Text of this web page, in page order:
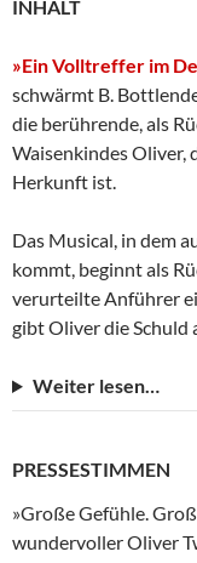
INHALT
»Ein Volltreffer im
schwärmt B.
die berührende, als
Waisenkindes Oliver,
Herkunft ist.
Das Musical, in dem
kommt, beginnt als
verurteilte Anführer
gibt Oliver die Schuld
Weiter lesen…
PRESSESTIMMEN
»Große Gefühle.
wundervoller Oliver